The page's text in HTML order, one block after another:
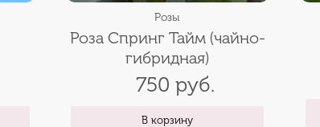
Розы
Роза Спринг Тайм (чайно-
гибридная)
750 руб.
В корзину